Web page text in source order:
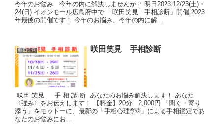
今年のお悩み 今年の内に解決しませんか？ 明日2023.12/23(土)・
24(日) イオンモール広島府中で 「咲田笑見 手相診断」開催 2023
年最後の開催です！ 今年のお悩み、今年の内に解...
咲田笑見 咲田笑見 手相診断
咲田 笑見 手 相 診 断 あなたのお悩み解決します！ あなた
〈強み〉をお伝えします！ 【料金】20分 2,000円 「聞く・寄り
添う」をモットーに、最新の「手相心理学®」による手相鑑定であ
なたのお悩みにお...